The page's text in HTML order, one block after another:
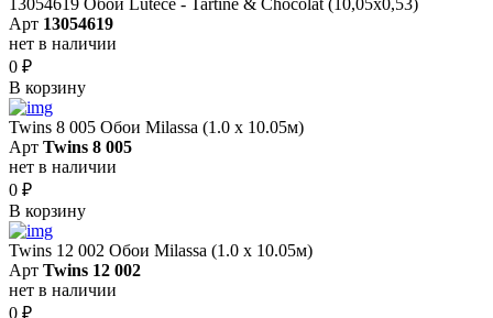
Арт 13054619
нет в наличии
0 ₽
В корзину
Twins 8 005 Обои Milassa (1.0 х 10.05м)
Арт Twins 8 005
нет в наличии
0 ₽
В корзину
Twins 12 002 Обои Milassa (1.0 х 10.05м)
Арт Twins 12 002
нет в наличии
0 ₽